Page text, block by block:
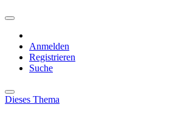
Anmelden
Registrieren
Suche
Dieses Thema